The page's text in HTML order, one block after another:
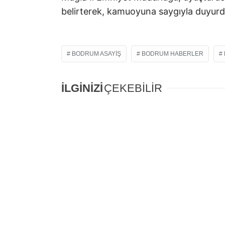
belirterek, kamuoyuna saygıyla
BODRUM ASAYIŞ BODRUM HABERLER
İLGİNİZİÇEKEBİLİR